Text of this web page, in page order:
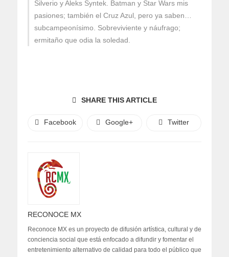
Silverio y Aleks Syntek. Batman y Star Wars mis
pasiones; también el Cruz Azul, pero ya saben…
subcampeonísimo. Sobreviviente y náufrago;
ermitaño que odia la soledad.
SHARE THIS ARTICLE
Facebook Google+ Twitter
RECONOCE MX
Reconoce MX es un proyecto de difusión artística, cultural y de
conciencia social que está enfocado a difundir y fomentar el
entretenimiento alternativo de calidad para todo el público que